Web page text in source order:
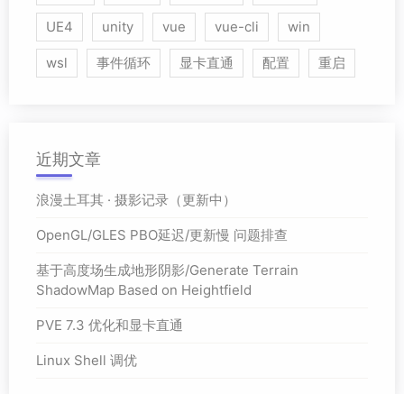
UE4 unity vue vue-cli win
wsl 事件循环 显卡直通 配置 重启
近期文章
浪漫土耳其 · 摄影记录（更新中）
OpenGL/GLES PBO延迟/更新慢 问题排查
基于高度场生成地形阴影/Generate Terrain
ShadowMap Based on Heightfield
PVE 7.3 优化和显卡直通
Linux Shell 调优